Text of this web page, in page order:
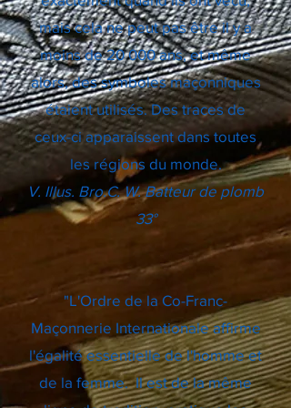
mais cela ne peut pas être il y a
moins de 20 000 ans, et même
alors, des symboles maçonniques
étaient utilisés. Des traces de
ceux-ci apparaissent dans toutes
les régions du monde.
V. Illus. Bro.C. W. Batteur de plomb
33°
"L'Ordre de la Co-Franc-
Maçonnerie Internationale affirme
l'égalité essentielle de l'homme et
de la femme. Il est de la même